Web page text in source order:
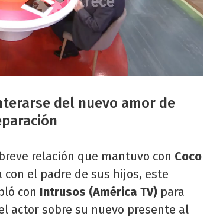
del nuevo amor de
relación que mantuvo con Coco
el padre de sus hijos, este
con Intrusos (América TV) para
actor sobre su nuevo presente al